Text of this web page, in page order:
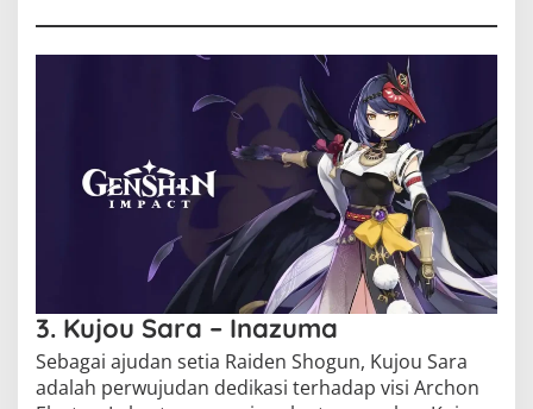
3. Kujou Sara – Inazuma
Sebagai ajudan setia Raiden Shogun, Kujou Sara
adalah perwujudan dedikasi terhadap visi Archon